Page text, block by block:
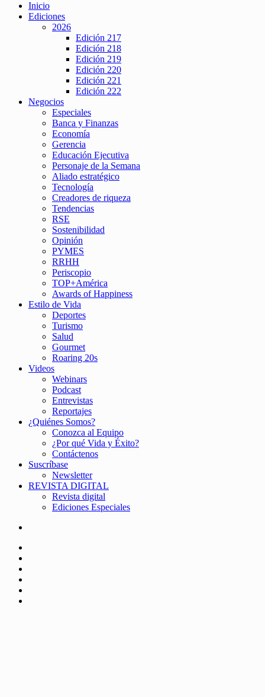
Inicio
Ediciones
2026
Edición 217
Edición 218
Edición 219
Edición 220
Edición 221
Edición 222
Negocios
Especiales
Banca y Finanzas
Economía
Gerencia
Educación Ejecutiva
Personaje de la Semana
Aliado estratégico
Tecnología
Creadores de riqueza
Tendencias
RSE
Sostenibilidad
Opinión
PYMES
RRHH
Periscopio
TOP+América
Awards of Happiness
Estilo de Vida
Deportes
Turismo
Salud
Gourmet
Roaring 20s
Videos
Webinars
Podcast
Entrevistas
Reportajes
¿Quiénes Somos?
Conozca al Equipo
¿Por qué Vida y Éxito?
Contáctenos
Suscríbase
Newsletter
REVISTA DIGITAL
Revista digital
Ediciones Especiales